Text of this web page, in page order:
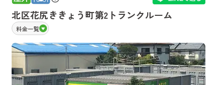
北区花尻ききょう町第2トランクルーム
料金一覧